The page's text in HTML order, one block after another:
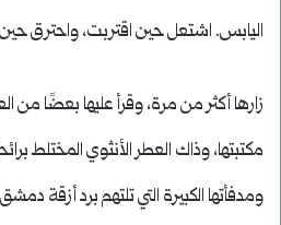
اليابس. اشتعل حين اقتربت، واحترق
زارها أكثر من مرة، وقرأ عليها بعضًا
مكتبتها، وذاك العطر الأنثوي المختلط
ومدفأتها الكبيرة التي تلتهم برد أزقة